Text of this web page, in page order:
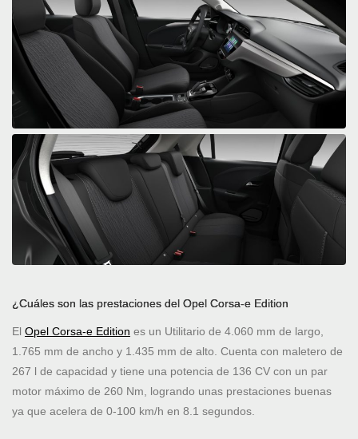
¿Cuáles son las prestaciones del Opel Corsa-e Edition
El Opel Corsa-e Edition es un Utilitario de 4.060 mm de largo,
1.765 mm de ancho y 1.435 mm de alto. Cuenta con maletero de
267 l de capacidad y tiene una potencia de 136 CV con un par
motor máximo de 260 Nm, logrando unas prestaciones buenas
ya que acelera de 0-100 km/h en 8.1 segundos.